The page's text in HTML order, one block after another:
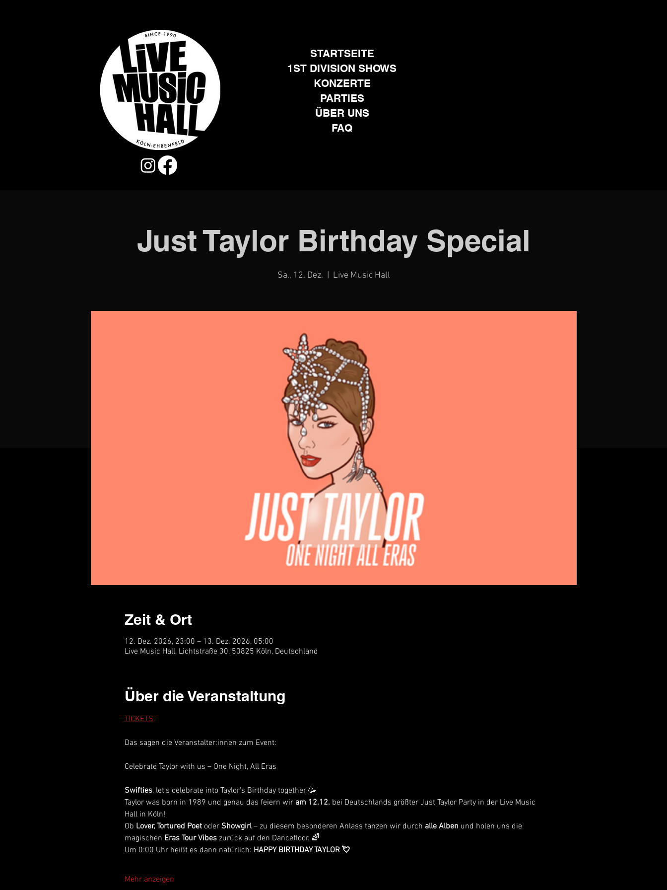
STARTSEITE
1ST DIVISION SHOWS
KONZERTE
PARTIES
ÜBER UNS
FAQ
Just Taylor Birthday Special
Sa., 12. Dez. Live Music Hall
Zeit & Ort
12. Dez. 2026, 23:00 – 13. Dez. 2026, 05:00
Live Music Hall, Lichtstraße 30, 50825 Köln, Deutschland
Über die Veranstaltung
TICKETS
Das sagen die Veranstalter:innen zum Event:
Celebrate Taylor with us – One Night, All Eras
Swifties, let's celebrate into Taylor's Birthday together 🥳
Taylor was born in 1989 und genau das feiern wir am 12.12. bei Deutschlands größter Just Taylor Party in der Live Music
Hall in Köln!
Ob Lover, Tortured Poet oder Showgirl – zu diesem besonderen Anlass tanzen wir durch alle Alben und holen uns die
magischen Eras Tour Vibes zurück auf den Dancefloor. 🌈
Um 0:00 Uhr heißt es dann natürlich: HAPPY BIRTHDAY TAYLOR 💘
Mehr anzeigen